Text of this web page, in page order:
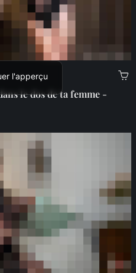
l'apperçu
le dos de ta femme -